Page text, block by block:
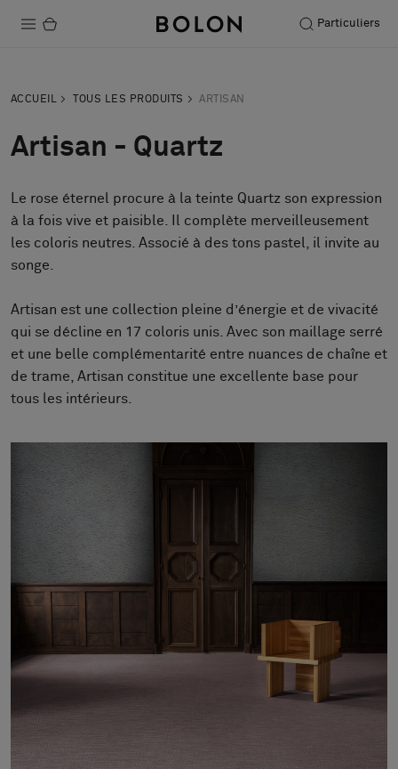
Particuliers
Durabilité
Installation
Entretien
Nos collaborations
FAQ
À propos de nous
Pattern Tile Tool
Image & Material Bank
Choisir une langue
ACCUEIL TOUS LES PRODUITS ARTISAN
Artisan - Quartz
Le rose éternel procure à la teinte Quartz son expression
à la fois vive et paisible. Il complète merveilleusement
les coloris neutres. Associé à des tons pastel, il invite au
songe.
Artisan est une collection pleine d’énergie et de vivacité
qui se décline en 17 coloris unis. Avec son maillage serré
et une belle complémentarité entre nuances de chaîne et
de trame, Artisan constitue une excellente base pour
tous les intérieurs.